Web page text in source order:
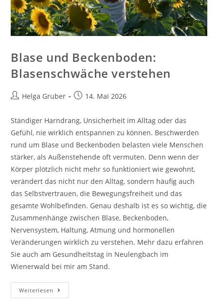
Blase und Beckenboden:
Blasenschwäche verstehen
Beitrags-
Helga Gruber
Beitrag14. Mai 2026
Ständiger Harndrang, Unsicherheit im Alltag oder das
Gefühl, nie wirklich entspannen zu können. Beschwerden
rund um Blase und Beckenboden belasten viele Menschen
stärker, als Außenstehende oft vermuten. Denn wenn der
Körper plötzlich nicht mehr so funktioniert wie gewohnt,
verändert das nicht nur den Alltag, sondern häufig auch
das Selbstvertrauen, die Bewegungsfreiheit und das
gesamte Wohlbefinden. Genau deshalb ist es so wichtig, die
Zusammenhänge zwischen Blase, Beckenboden,
Nervensystem, Haltung, Atmung und hormonellen
Veränderungen wirklich zu verstehen. Mehr dazu erfahren
Sie auch am Gesundheitstag in Neulengbach im
Wienerwald bei mir am Stand.
Weiterlesen Blase
Und